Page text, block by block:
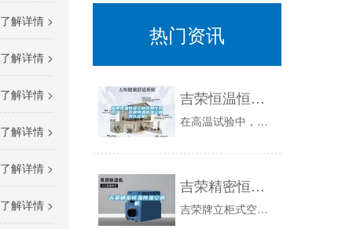
了解详情 >
了解详情 >
了解详情 >
了解详情 >
了解详情 >
了解详情 >
热门资讯
吉荣恒温恒湿空调故障代码80 ？ 吉荣恒温恒湿空调风压故障
在高温试验中，如温度变化达不到试验温度值时，可以检查电器系统，逐一排除故障。如温度升得很慢，就要查看风循环系统，看一下风循环的调节挡板是否开...
吉荣精密恒温恒湿空调机
吉荣牌立柜式空气处理机具有送风、制冷（除湿）、加热、空气过滤等空气处理功能。额定风量范围3000~m3/h；机组全压150~550Pa；冷量...